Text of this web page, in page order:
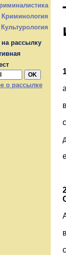
Криминология
Культурология
на рассылку
о рассылке